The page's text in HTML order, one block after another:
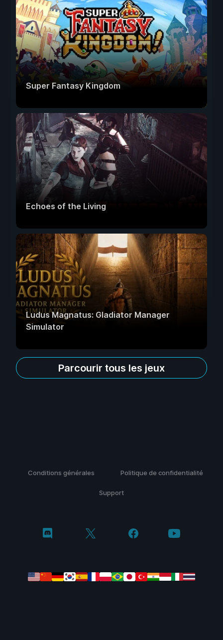
Super Fantasy Kingdom
Echoes of the Living
Ludus Magnatus: Gladiator Manager
Simulator
Parcourir tous les jeux
Conditions générales Politique de confidentialité
Support